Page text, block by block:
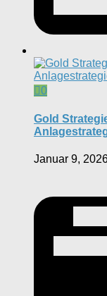
0
Gold
Januar 9,